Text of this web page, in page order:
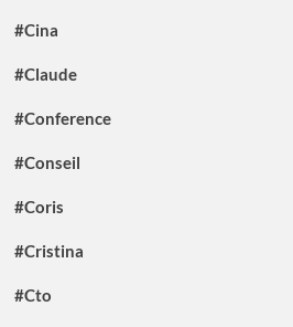
#Cina
#Claude
#Conference
#Conseil
#Coris
#Cristina
#Cto